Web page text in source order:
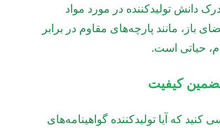
دانش تولیدکننده در مورد مواد
باز، مانند پارچه‌های مقاوم در برابر
حیاتی است.
کنید که آیا تولیدکننده گواهینامه‌های